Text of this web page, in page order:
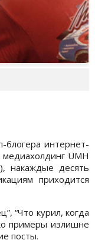
блогера интернет-
UMH
), накаждые десять
приходится
“Что курил, когда
примеры излишне
посты.